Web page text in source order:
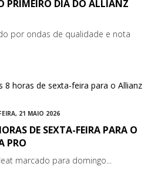
PRIMEIRO DIA DO ALLIANZ
por ondas de qualidade e nota
21 MAIO 2026
DE SEXTA-FEIRA PARA O
PRO
marcado para domingo...